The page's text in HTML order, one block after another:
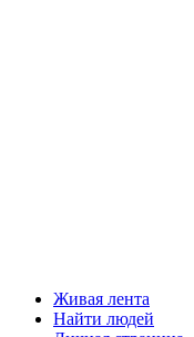
Живая лента
Найти людей